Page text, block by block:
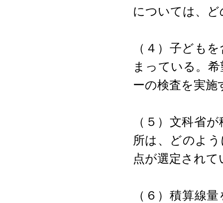
については、
（４）子ども
まっている。
ーの検査を実
（５）文科省
所は、どのよ
点が選定され
（６）積算線